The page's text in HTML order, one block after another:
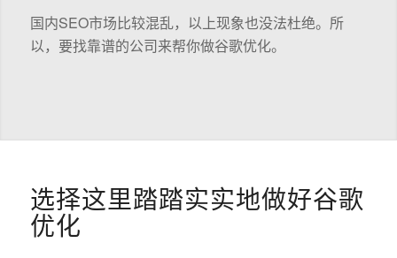
国内SEO市场比较混乱，以上现象也没法杜绝。所
以，要找靠谱的公司来帮你做谷歌优化。
选择这里踏踏实实地做好谷歌
优化